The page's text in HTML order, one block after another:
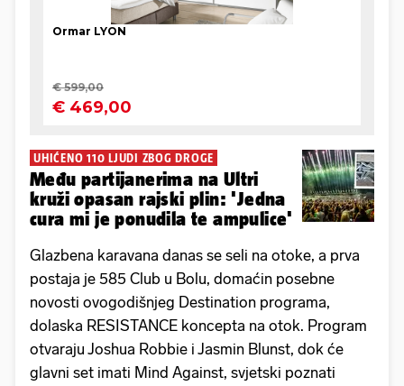
UHIĆENO 110 LJUDI ZBOG DROGE
Među partijanerima na Ultri
kruži opasan rajski plin: 'Jedna
cura mi je ponudila te ampulice'
Glazbena karavana danas se seli na otoke, a prva
postaja je 585 Club u Bolu, domaćin posebne
novosti ovogodišnjeg Destination programa,
dolaska RESISTANCE koncepta na otok. Program
otvaraju Joshua Robbie i Jasmin Blunst, dok će
glavni set imati Mind Against, svjetski poznati